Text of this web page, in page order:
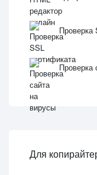
Проверка
Проверка
Для